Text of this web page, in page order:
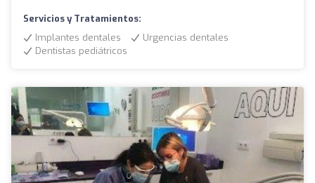
Servicios y Tratamientos:
Implantes dentales
Urgencias dentales
Dentistas pediátricos